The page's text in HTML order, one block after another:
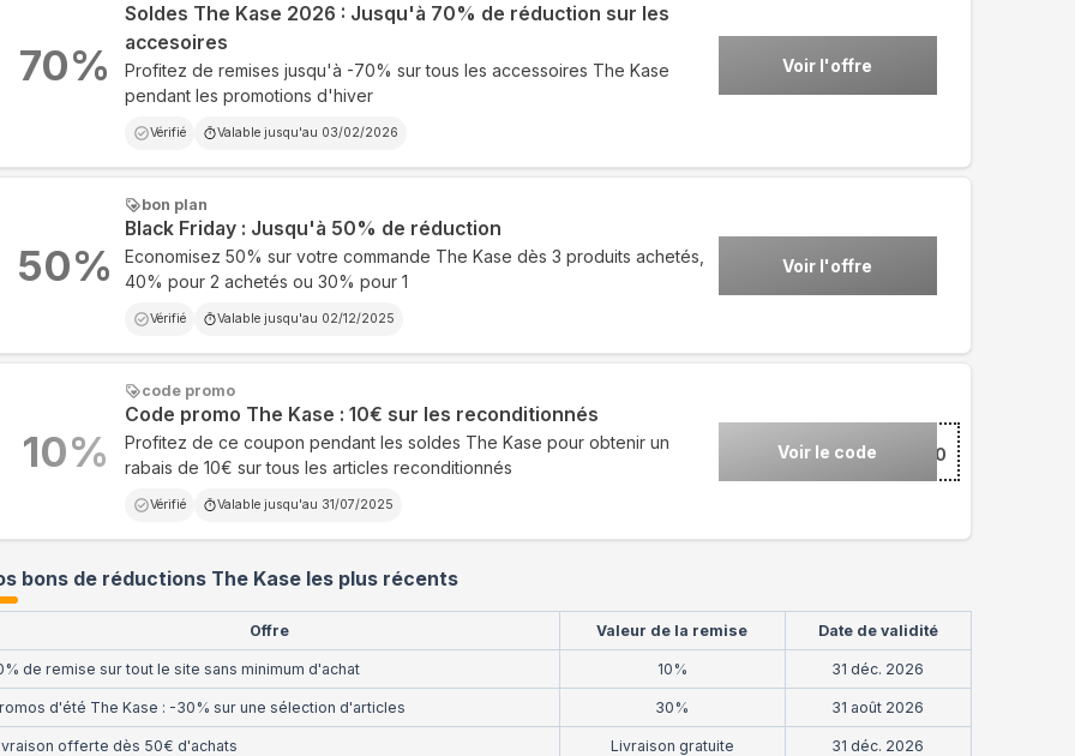
Soldes The Kase 2026 : Jusqu'à 70% de réduction sur les
accesoires
Profitez de remises jusqu'à -70% sur tous les accessoires The Kase
pendant les promotions d'hiver
Vérifié Valable jusqu'au 03/02/2026
Voir l'offre
70%
bon plan
Black Friday : Jusqu'à 50% de réduction
Economisez 50% sur votre commande The Kase dès 3 produits achetés,
40% pour 2 achetés ou 30% pour 1
Vérifié Valable jusqu'au 02/12/2025
Voir l'offre
50%
code promo
Code promo The Kase : 10€ sur les reconditionnés
Profitez de ce coupon pendant les soldes The Kase pour obtenir un
rabais de 10€ sur tous les articles reconditionnés
Vérifié Valable jusqu'au 31/07/2025
Voir le code ***O10
10%
bons de réductions The Kase les plus récents
Offre Valeur de la remise Date de validité
de remise sur tout le site sans minimum d'achat 10% 31 déc. 2026
d'été The Kase : -30% sur une sélection d'articles 30% 31 août 2026
offerte dès 50€ d'achats Livraison gratuite 31 déc. 2026